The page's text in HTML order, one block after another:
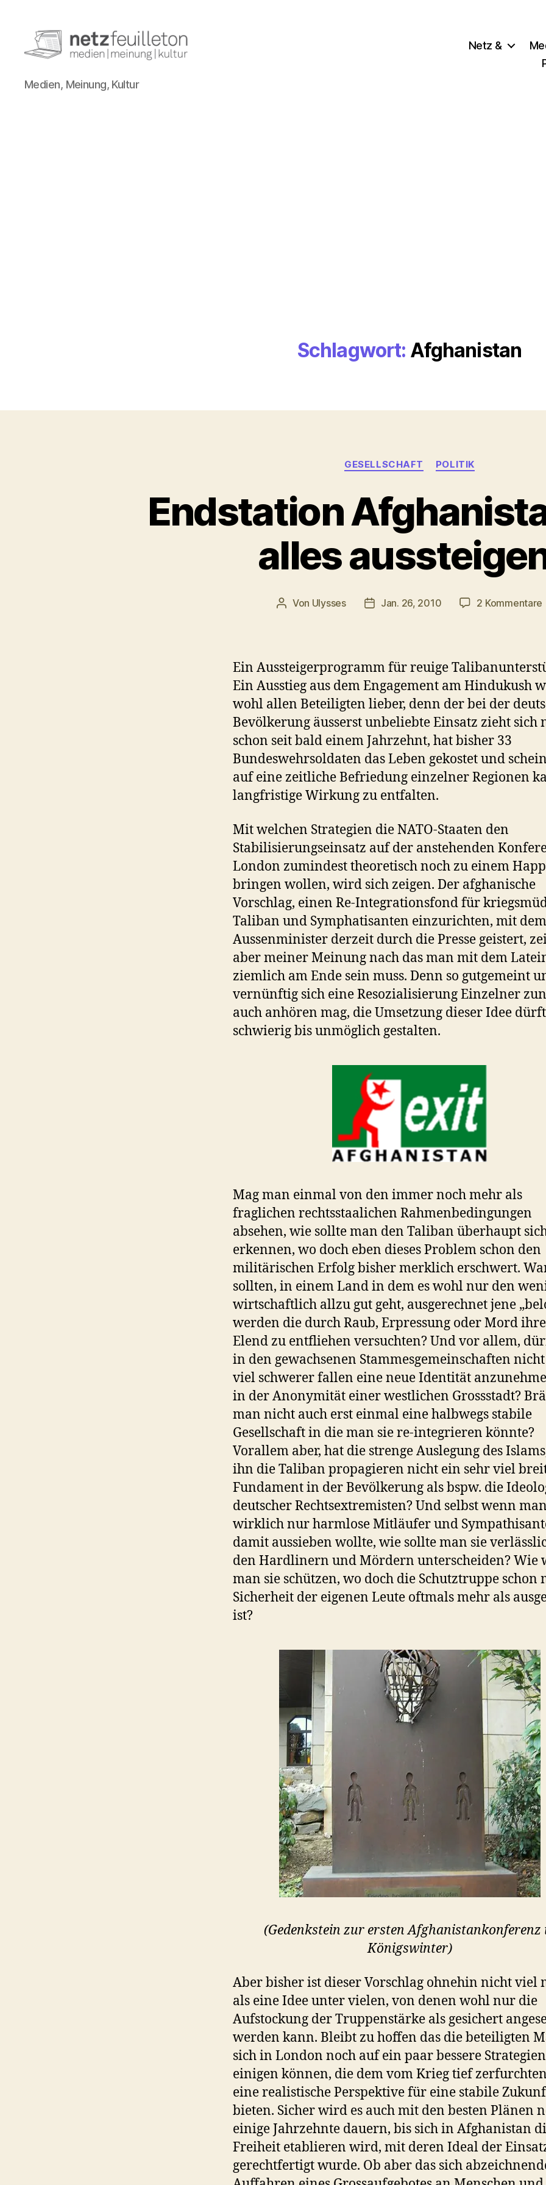
netzfeuilleton.de
Medien, Meinung, Kultur
Netz &
Schlagwort: Afghanistan
Kategorien
GESELLSCHAFT POLITIK
Endstation
alles
Beitragsautor
Von Ulysses Veröffentlichungsdatum
Jan. 26, 2010 2 Kommentare
Ein Aussteigerprogramm für reuige
Ein Ausstieg aus dem Engagement am Hindukush
wohl allen Beteiligten lieber, denn der bei der
Bevölkerung äusserst unbeliebte Einsatz zieht sich
schon seit bald einem Jahrzehnt, hat bisher 33
Bundeswehrsoldaten das Leben gekostet und
auf eine zeitliche Befriedung einzelner Regionen
langfristige Wirkung zu entfalten.
Mit welchen Strategien die NATO-Staaten den
Stabilisierungseinsatz auf der anstehenden
London zumindest theoretisch noch zu einem
bringen wollen, wird sich zeigen. Der afghanische
Vorschlag, einen Re-Integrationsfond für
Taliban und Symphatisanten einzurichten, mit
Aussenminister derzeit durch die Presse geistert,
aber meiner Meinung nach das man mit dem
ziemlich am Ende sein muss. Denn so gutgemeint
vernünftig sich eine Resozialisierung Einzelner
auch anhören mag, die Umsetzung dieser Idee
schwierig bis unmöglich gestalten.
Mag man einmal von den immer noch mehr als
fraglichen rechtsstaalichen Rahmenbedingungen
absehen, wie sollte man den Taliban überhaupt
erkennen, wo doch eben dieses Problem schon den
militärischen Erfolg bisher merklich erschwert.
sollten, in einem Land in dem es wohl nur den
wirtschaftlich allzu gut geht, ausgerechnet jene
werden die durch Raub, Erpressung oder Mord
Elend zu entfliehen versuchten? Und vor allem,
in den gewachsenen Stammesgemeinschaften
viel schwerer fallen eine neue Identität
in der Anonymität einer westlichen Grossstadt?
man nicht auch erst einmal eine halbwegs stabile
Gesellschaft in die man sie re-integrieren könnte?
Vorallem aber, hat die strenge Auslegung des
ihn die Taliban propagieren nicht ein sehr viel
Fundament in der Bevölkerung als bspw. die
deutscher Rechtsextremisten? Und selbst wenn man
wirklich nur harmlose Mitläufer und
damit aussieben wollte, wie sollte man sie
den Hardlinern und Mördern unterscheiden? Wie
man sie schützen, wo doch die Schutztruppe schon
Sicherheit der eigenen Leute oftmals mehr als
ist?
(Gedenkstein zur ersten Afghanistankonferenz
Königswinter)
Aber bisher ist dieser Vorschlag ohnehin nicht viel
als eine Idee unter vielen, von denen wohl nur die
Aufstockung der Truppenstärke als gesichert
werden kann. Bleibt zu hoffen das die beteiligten
sich in London noch auf ein paar bessere Strategien
einigen können, die dem vom Krieg tief
eine realistische Perspektive für eine stabile
bieten. Sicher wird es auch mit den besten Plänen
einige Jahrzehnte dauern, bis sich in Afghanistan
Freiheit etablieren wird, mit deren Ideal der
gerechtfertigt wurde. Ob aber das sich